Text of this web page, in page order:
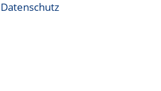
Datenschutz